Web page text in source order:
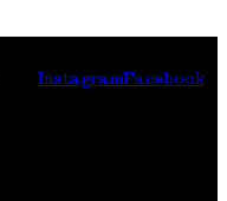
InstagramFacebook